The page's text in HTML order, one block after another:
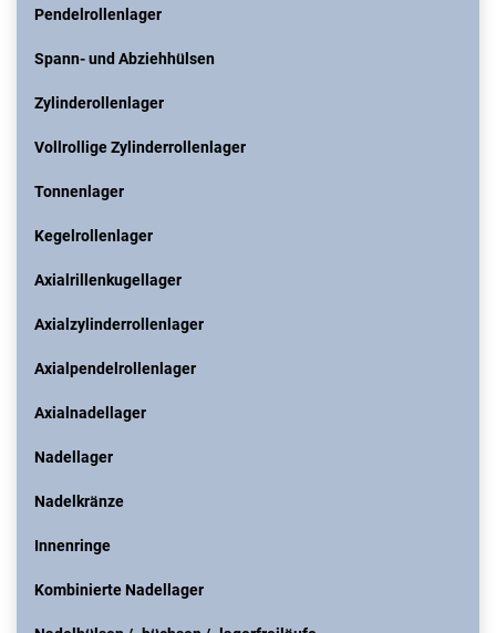
Pendelrollenlager
Spann- und Abziehhülsen
Zylinderollenlager
Vollrollige Zylinderrollenlager
Tonnenlager
Kegelrollenlager
Axialrillenkugellager
Axialzylinderrollenlager
Axialpendelrollenlager
Axialnadellager
Nadellager
Nadelkränze
Innenringe
Kombinierte Nadellager